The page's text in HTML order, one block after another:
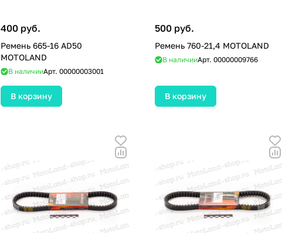
400 руб.
Ремень 665-16 AD50
MOTOLAND
В наличииАрт. 00000003001
В корзину
500 руб.
Ремень 760-21,4 MOTOLAND
В наличииАрт. 00000009766
В корзину